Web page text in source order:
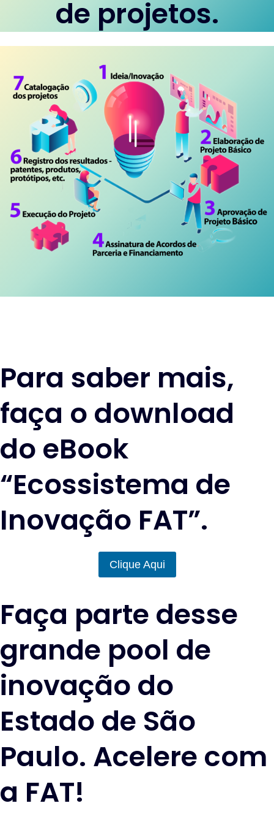
de projetos.
Para saber mais,
faça o download
do eBook
“Ecossistema de
Inovação FAT”.
Clique Aqui
Faça parte desse
grande pool de
inovação do
Estado de São
Paulo. Acelere com
a FAT!